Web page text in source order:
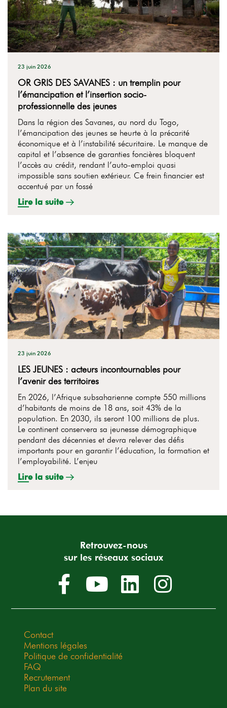
OR GRIS DES SAVANES : un tremplin pour
l’émancipation et l’insertion socio-
professionnelle des jeunes
23 juin 2026
Dans la région des Savanes, au nord du Togo,
l’émancipation des jeunes se heurte à la précarité
économique et à l’instabilité sécuritaire. Le manque de
capital et l’absence de garanties foncières bloquent
l’accès au crédit, rendant l’auto-emploi quasi
impossible sans soutien extérieur. Ce frein financier est
accentué par un fossé
Lire la suite
LES JEUNES : acteurs incontournables pour
l’avenir des territoires
23 juin 2026
En 2026, l’Afrique subsaharienne compte 550 millions
d’habitants de moins de 18 ans, soit 43% de la
population. En 2030, ils seront 100 millions de plus.
Le continent conservera sa jeunesse démographique
pendant des décennies et devra relever des défis
importants pour en garantir l’éducation, la formation et
l’employabilité. L’enjeu
Lire la suite
Retrouvez-nous
sur les réseaux sociaux
Contact
Mentions légales
Politique de confidentialité
FAQ
Recrutement
Plan du site